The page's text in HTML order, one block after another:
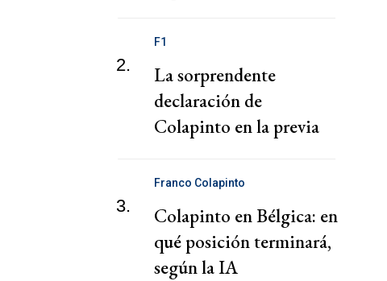
2.
F1
La sorprendente
declaración de
Colapinto en la previa
nervioso"
3.
Franco Colapinto
Colapinto en Bélgica: en
qué posición terminará,
según la IA